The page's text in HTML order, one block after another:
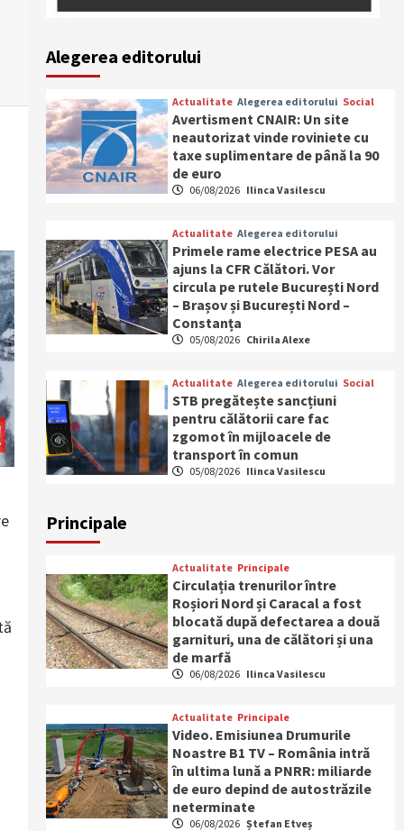
Alegerea editorului
Actualitate Alegerea editorului Social
Avertisment CNAIR: Un site
neautorizat vinde roviniete cu
taxe suplimentare de până la 90
de euro
06/08/2026 Ilinca Vasilescu
Actualitate Alegerea editorului
Primele rame electrice PESA au
ajuns la CFR Călători. Vor
circula pe rutele București Nord
– Brașov și București Nord –
Constanța
05/08/2026 Chirila Alexe
Actualitate Alegerea editorului Social
STB pregătește sancțiuni
pentru călătorii care fac
zgomot în mijloacele de
transport în comun
05/08/2026 Ilinca Vasilescu
Principale
Actualitate Principale
Circulația trenurilor între
Roșiori Nord și Caracal a fost
blocată după defectarea a două
garnituri, una de călători și una
de marfă
06/08/2026 Ilinca Vasilescu
Actualitate Principale
Video. Emisiunea Drumurile
Noastre B1 TV – România intră
în ultima lună a PNRR: miliarde
de euro depind de autostrăzile
neterminate
06/08/2026 Ștefan Etveș